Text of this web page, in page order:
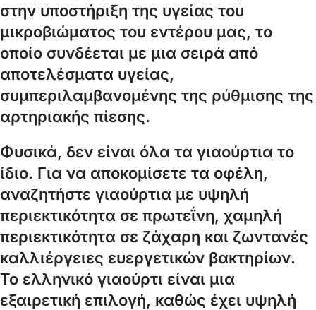
στην υποστήριξη της υγείας του
μικροβιώματος του εντέρου μας, το
οποίο συνδέεται με μια σειρά από
αποτελέσματα υγείας,
συμπεριλαμβανομένης της ρύθμισης της
αρτηριακής πίεσης.
Φυσικά, δεν είναι όλα τα γιαούρτια το
ίδιο. Για να αποκομίσετε τα οφέλη,
αναζητήστε γιαούρτια με υψηλή
περιεκτικότητα σε πρωτεΐνη, χαμηλή
περιεκτικότητα σε ζάχαρη και ζωντανές
καλλιέργειες ευεργετικών βακτηρίων.
Το ελληνικό γιαούρτι είναι μια
εξαιρετική επιλογή, καθώς έχει υψηλή